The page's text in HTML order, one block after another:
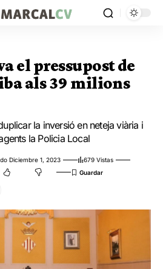
el pressupost de
als 39 milions
la inversió en neteja viària i
la Policia Local
Diciembre 1, 2023
679 Vistas